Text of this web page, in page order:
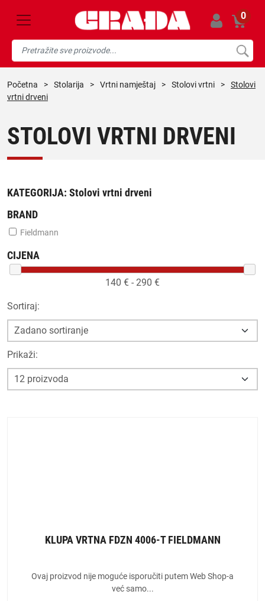
0
početna > stolarija > vrtni namještaj > stolovi vrtni >
Stolovi
vrtni drveni
STOLOVI VRTNI DRVENI
KATEGORIJA: Stolovi vrtni drveni
BRAND
Fieldmann
CIJENA
140 € - 290 €
Sortiraj:
Prikaži:
KLUPA VRTNA FDZN 4006-T FIELDMANN
Ovaj proizvod nije moguće isporučiti putem Web Shop-a
već samo...